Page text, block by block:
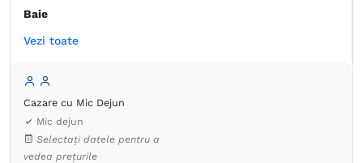
Baie
Proprie -
Dulap
TV cu ecran plat
Plasă de ţânţari
Vezi toate
Cazare cu Mic Dejun
Mic dejun
Selectați datele pentru a
vedea prețurile